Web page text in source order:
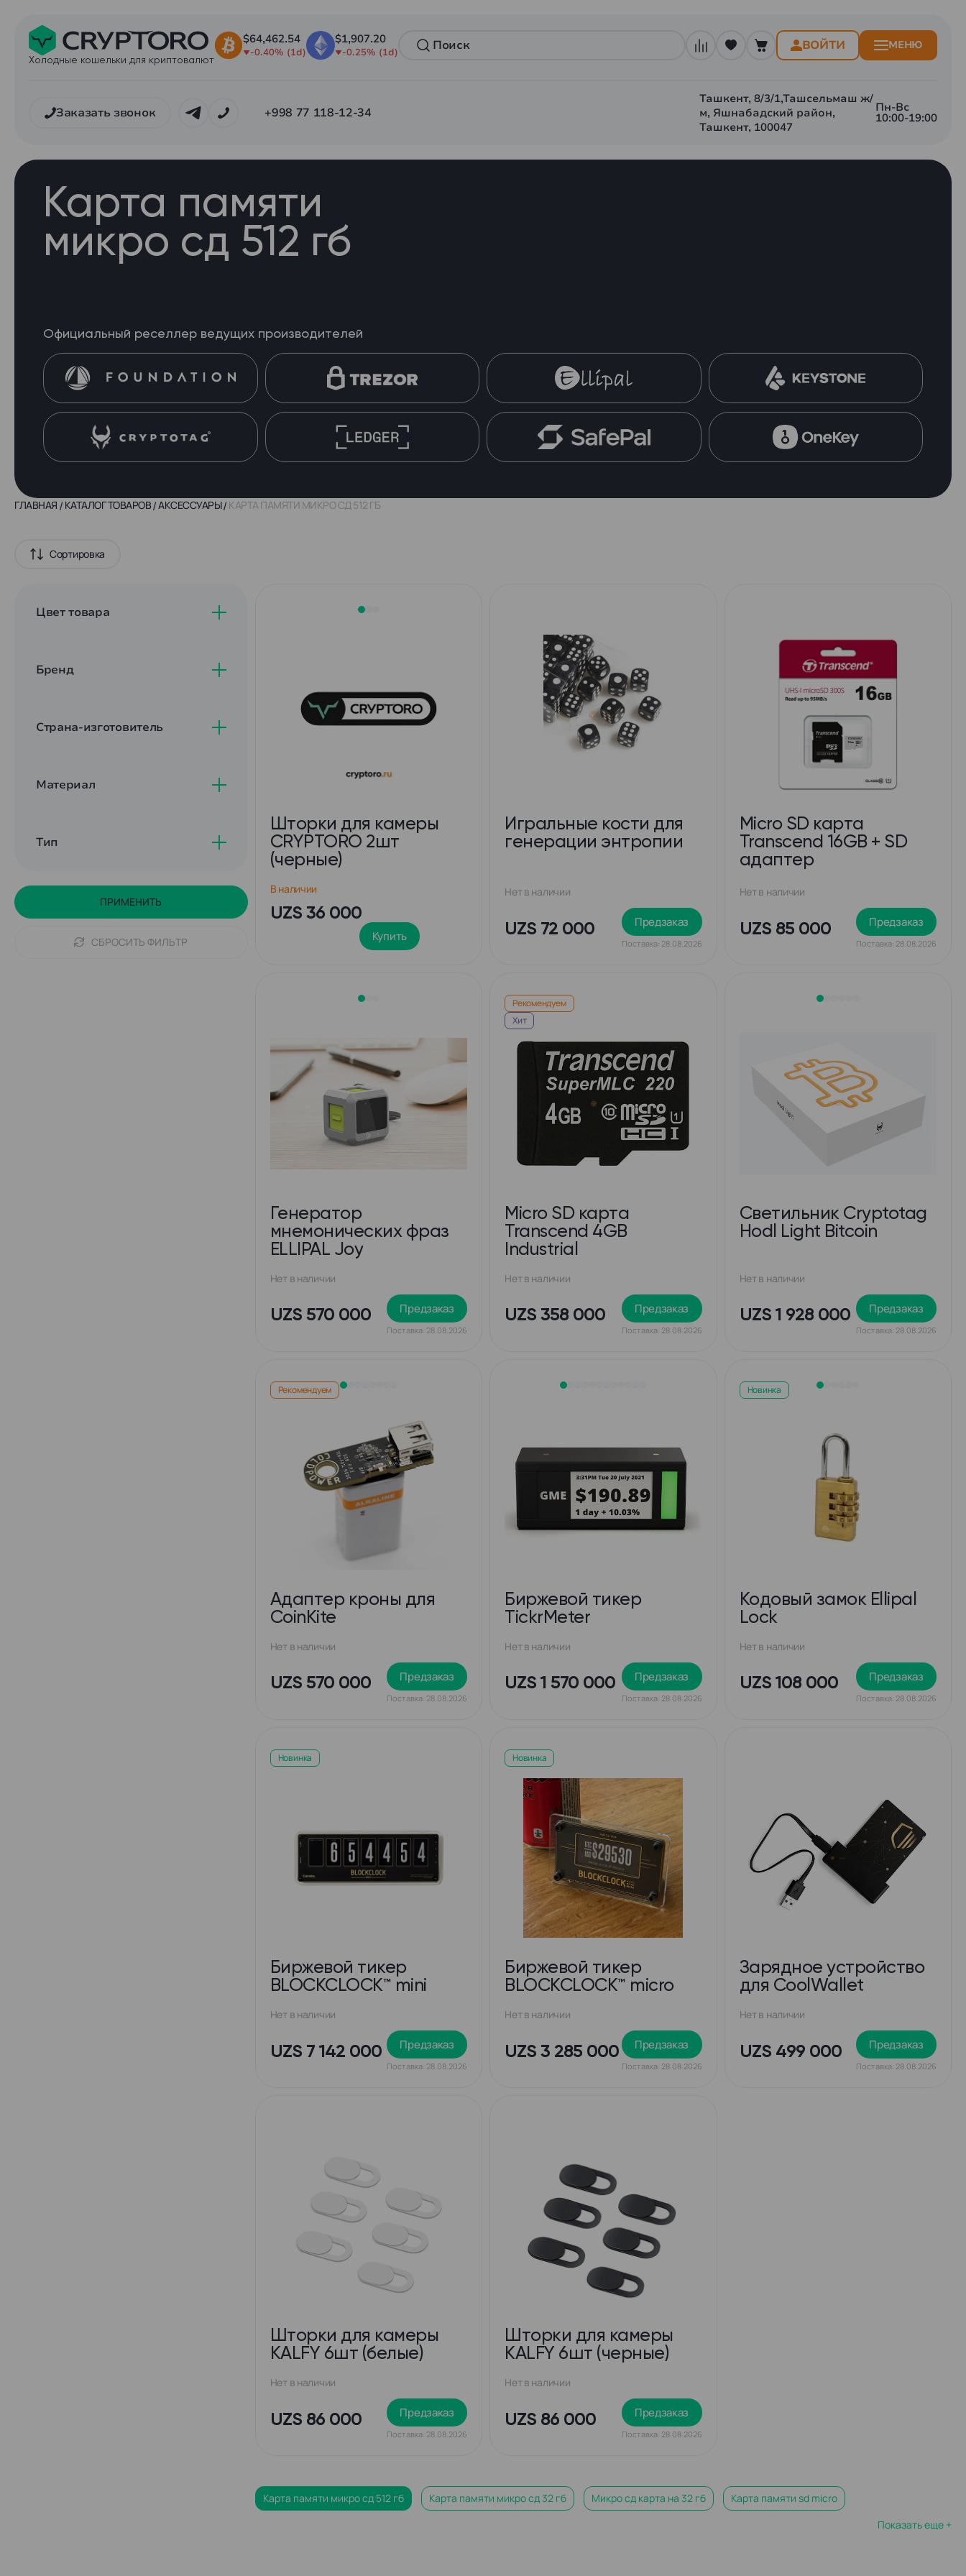
Холодные кошельки для криптовалют
$64,462.54
-0.40% (1d)
$1,907.20
-0.25% (1d) ВОЙТИ МЕНЮ
Заказать звонок +998 77 118-12-34
Ташкент, 8/3/1,Ташсельмаш ж/
м, Яшнабадский район,
Ташкент, 100047
Пн-Вс
10:00-19:00
Карта памяти
микро сд 512 гб
Официальный реселлер ведущих производителей
ГЛАВНАЯ КАТАЛОГ ТОВАРОВ АКСЕССУАРЫ КАРТА ПАМЯТИ МИКРО СД 512 ГБ
Сортировка
Цвет товара
Бренд
Страна-изготовитель
Материал
Тип
ПРИМЕНИТЬ
СБРОСИТЬ ФИЛЬТР
Шторки для камеры
CRYPTORO 2шт
(черные)
В наличии
UZS 36 000
Купить
Игральные кости для
генерации энтропии
Нет в наличии
UZS 72 000 Предзаказ
Поставка: 28.08.2026
Micro SD карта
Transcend 16GB + SD
адаптер
Нет в наличии
UZS 85 000 Предзаказ
Поставка: 28.08.2026
Генератор
мнемонических фраз
ELLIPAL Joy
Нет в наличии
UZS 570 000 Предзаказ
Поставка: 28.08.2026
Рекомендуем
Хит
Micro SD карта
Transcend 4GB
Industrial
Нет в наличии
UZS 358 000 Предзаказ
Поставка: 28.08.2026
Cветильник Cryptotag
Hodl Light Bitcoin
Нет в наличии
UZS 1 928 000 Предзаказ
Поставка: 28.08.2026
Рекомендуем
Адаптер кроны для
CoinKite
Нет в наличии
UZS 570 000 Предзаказ
Поставка: 28.08.2026
Биржевой тикер
TickrMeter
Нет в наличии
UZS 1 570 000 Предзаказ
Поставка: 28.08.2026
Новинка
Кодовый замок Ellipal
Lock
Нет в наличии
UZS 108 000 Предзаказ
Поставка: 28.08.2026
Новинка
Биржевой тикер
BLOCKCLOCK™ mini
Нет в наличии
UZS 7 142 000 Предзаказ
Поставка: 28.08.2026
Новинка
Биржевой тикер
BLOCKCLOCK™ micro
Нет в наличии
UZS 3 285 000 Предзаказ
Поставка: 28.08.2026
Зарядное устройство
для CoolWallet
Нет в наличии
UZS 499 000 Предзаказ
Поставка: 28.08.2026
Шторки для камеры
KALFY 6шт (белые)
Нет в наличии
UZS 86 000 Предзаказ
Поставка: 28.08.2026
Шторки для камеры
KALFY 6шт (черные)
Нет в наличии
UZS 86 000 Предзаказ
Поставка: 28.08.2026
Карта памяти микро сд 512 гб Карта памяти микро сд 32 гб Микро сд карта на 32 гб Карта памяти sd micro
Карта памяти sdxc transcendПоказать еще +